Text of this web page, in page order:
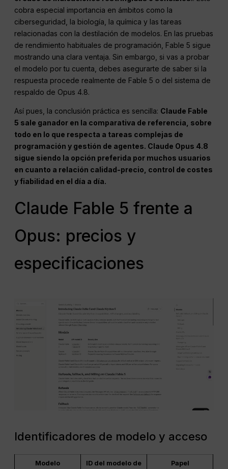
cobra especial importancia en ámbitos como la
ciberseguridad, la biología, la química y las tareas
relacionadas con la destilación de modelos. En las pruebas
de rendimiento habituales de programación, Fable 5 sigue
mostrando una clara ventaja. Sin embargo, si vas a probar
el modelo por tu cuenta, debes asegurarte de saber si la
respuesta procede realmente de Fable 5 o del sistema de
respaldo de Opus 4.8.
Así pues, la conclusión práctica es sencilla: Claude Fable
5 sale ganador en la comparativa de referencia, sobre
todo en lo que respecta a tareas complejas de
programación y gestión de agentes. Claude Opus 4.8
sigue siendo la opción preferida por muchos usuarios
en cuanto a relación calidad-precio, control de costes
y fiabilidad en el día a día.
Claude Fable 5 frente a
Opus: precios y
especificaciones
Identificadores de modelo y acceso
Modelo
ID del modelo de
Papel